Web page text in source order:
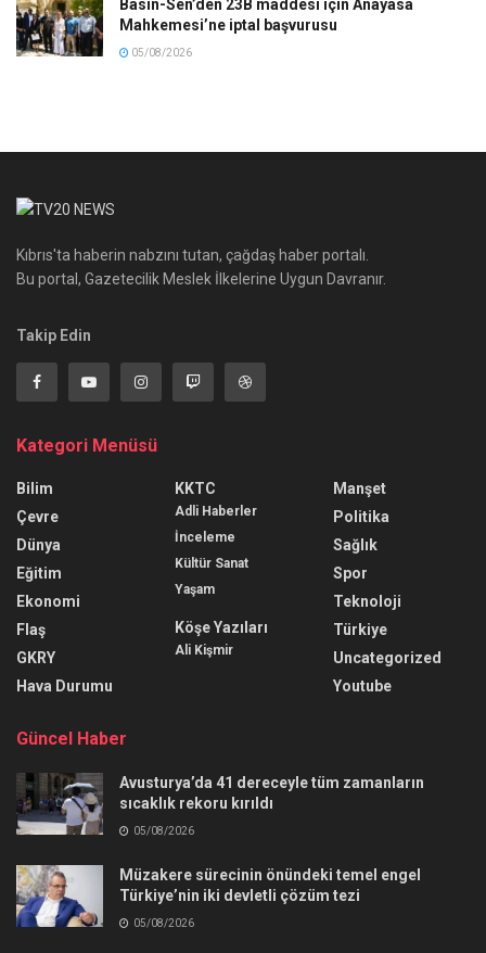
Basın-Sen’den 23B maddesi için Anayasa
Mahkemesi’ne iptal başvurusu
05/08/2026
Kıbrıs'ta haberin nabzını tutan, çağdaş haber portalı.
Bu portal, Gazetecilik Meslek İlkelerine Uygun Davranır.
Takip Edin
Kategori Menüsü
Bilim
Çevre
Dünya
Eğitim
Ekonomi
Flaş
GKRY
Hava Durumu
KKTC
Adli Haberler
İnceleme
Kültür Sanat
Yaşam
Köşe Yazıları
Ali Kişmir
Manşet
Politika
Sağlık
Spor
Teknoloji
Türkiye
Uncategorized
Youtube
Güncel Haber
Avusturya’da 41 dereceyle tüm zamanların
sıcaklık rekoru kırıldı
05/08/2026
Müzakere sürecinin önündeki temel engel
Türkiye’nin iki devletli çözüm tezi
05/08/2026